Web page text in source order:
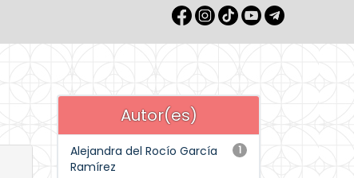
Autor(es)
1
Alejandra del Rocío García
Ramírez